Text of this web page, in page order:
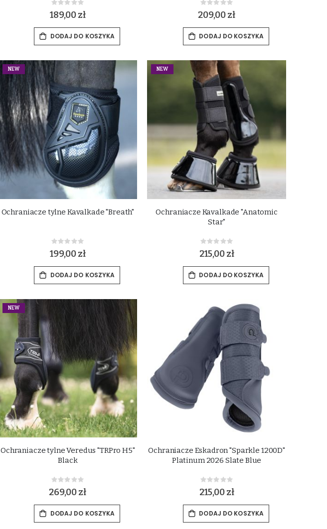
Rating:
0%
189,00 zł
DODAJ DO KOSZYKA
Rating:
0%
209,00 zł
DODAJ DO KOSZYKA
NEW
Ochraniacze tylne Kavalkade "Breath"
Rating:
0%
199,00 zł
DODAJ DO KOSZYKA
NEW
Ochraniacze Kavalkade "Anatomic
Star"
Rating:
0%
215,00 zł
DODAJ DO KOSZYKA
NEW
Ochraniacze tylne Veredus "TRPro H5"
Black
Rating:
0%
269,00 zł
DODAJ DO KOSZYKA
Ochraniacze Eskadron "Sparkle 1200D"
Platinum 2026 Slate Blue
Rating:
0%
215,00 zł
DODAJ DO KOSZYKA